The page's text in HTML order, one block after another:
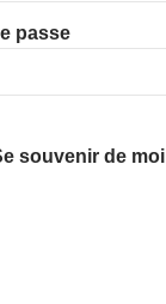
passe
souvenir de moi